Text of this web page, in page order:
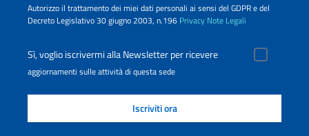
Autorizzo il trattamento dei miei dati personali ai sensi del GDPR e del
Decreto Legislativo 30 giugno 2003, n.196 Privacy Note Legali
Sì, voglio iscrivermi alla Newsletter per ricevere
aggiornamenti sulle attività di questa sede